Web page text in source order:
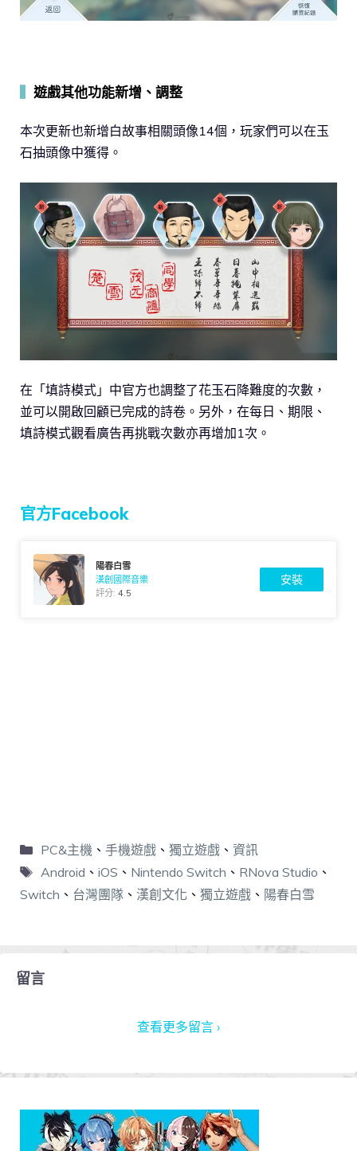
遊戲其他功能新增、調整
本次更新也新增白故事相關頭像14個，玩家們可以在玉
石抽頭像中獲得。
在「填詩模式」中官方也調整了花玉石降難度的次數，
並可以開啟回顧已完成的詩卷。另外，在每日、期限、
填詩模式觀看廣告再挑戰次數亦再增加1次。
官方Facebook
陽春白雪
漢創國際音樂
評分:4.5
安裝
PC&主機、 手機遊戲、 獨立遊戲、 資訊
Android 、 iOS 、 Nintendo Switch 、 RNova Studio 、
Switch 、 台灣團隊 、 漢創文化 、 獨立遊戲 、 陽春白雪
留言
查看更多留言 ›